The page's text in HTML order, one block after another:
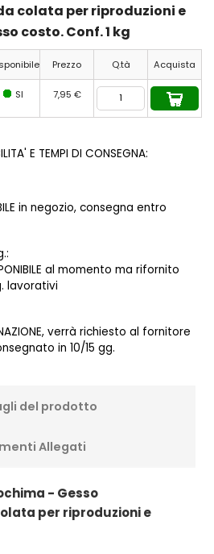
da colata per riproduzioni e
costo. Conf. 1 kg
Prezzo Q.tà Acquista
SI 7,95 €
E TEMPI DI CONSEGNA:
in negozio, consegna entro
al momento ma rifornito
lavorativi
verrà richiesto al fornitore
in 10/15 gg.
del prodotto
Allegati
- Gesso
per riproduzioni e